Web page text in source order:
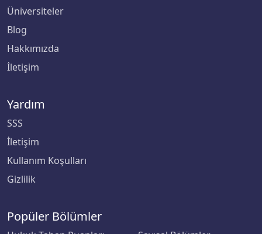
Biruni Üniversitesi
Boğaziçi Üniversitesi
Bursa Teknik Üniversitesi
Bursa Uludağ Üniversitesi
Çağ Üniversitesi
Üniversiteler
Blog
Hakkımızda
İletişim
Yardım
SSS
İletişim
Kullanım Koşulları
Gizlilik
Popüler Bölümler